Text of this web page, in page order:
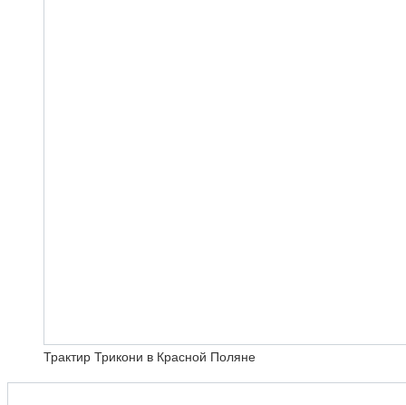
Трактир Трикони в Красной Поляне